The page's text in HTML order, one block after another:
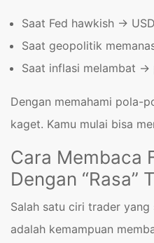
Saat Fed hawkish →
Saat geopolitik
Saat inflasi melambat →
Dengan memahami pola-
kaget. Kamu mulai bisa
Cara Membaca
Dengan “Rasa”
Salah satu ciri trader yang
adalah kemampuan